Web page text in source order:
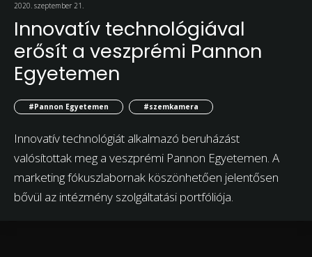
2020. szeptember 21.
Innovatív technológiával
erősít a veszprémi Pannon
Egyetemen
#Pannon Egyetemen #szemkamera
Innovatív technológiát alkalmazó beruházást
valósítottak meg a veszprémi Pannon Egyetemen. A
marketing fókuszlabornak köszönhetően jelentősen
bővül az intézmény szolgáltatási portfóliója.